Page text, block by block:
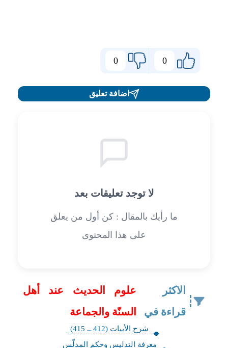
0
0
اضافة تعليق
لا توجد تعليقات بعد
ما رأيك بالمقال : كن أول من يعلق
على هذا المحتوى
الاكثر
قراءة في
علوم الحديث عند أهل
السنّة والجماعة
شرح الأبيات (412 ــ 415)
معرفة التدليس وحكم المدلّس